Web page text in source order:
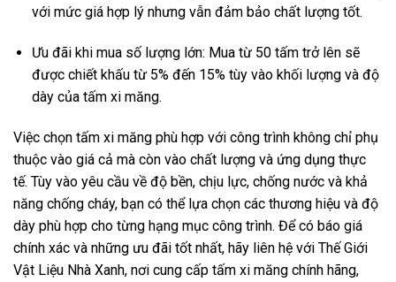
với mức giá hợp lý nhưng vẫn đảm bảo chất lượng tốt.
Ưu đãi khi mua số lượng lớn: Mua từ 50 tấm trở lên sẽ
được chiết khấu từ 5% đến 15% tùy vào khối lượng và độ
dày của tấm xi măng.
Việc chọn tấm xi măng phù hợp với công trình không chỉ phụ
thuộc vào giá cả mà còn vào chất lượng và ứng dụng thực
tế. Tùy vào yêu cầu về độ bền, chịu lực, chống nước và khả
năng chống cháy, bạn có thể lựa chọn các thương hiệu và độ
dày phù hợp cho từng hạng mục công trình. Để có báo giá
chính xác và những ưu đãi tốt nhất, hãy liên hệ với Thế Giới
Vật Liệu Nhà Xanh, nơi cung cấp tấm xi măng chính hãng,